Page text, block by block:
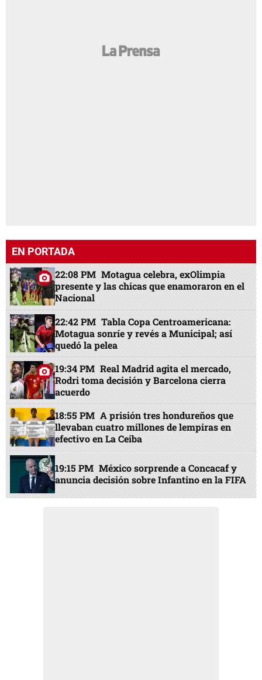
EN PORTADA
22:08 PM Motagua celebra, exOlimpia
presente y las chicas que enamoraron en el
Nacional
22:42 PM Tabla Copa Centroamericana:
Motagua sonríe y revés a Municipal; así
quedó la pelea
19:34 PM Real Madrid agita el mercado,
Rodri toma decisión y Barcelona cierra
acuerdo
18:55 PM A prisión tres hondureños que
llevaban cuatro millones de lempiras en
efectivo en La Ceiba
19:15 PM México sorprende a Concacaf y
anuncia decisión sobre Infantino en la FIFA